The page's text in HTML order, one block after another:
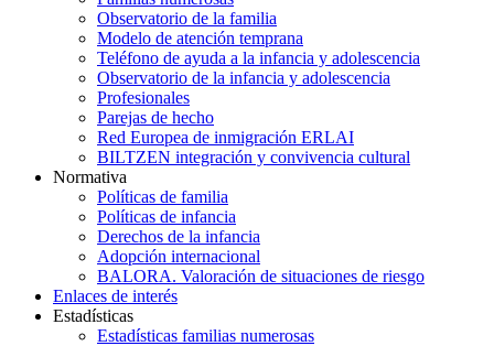
Observatorio de la familia
Modelo de atención temprana
Teléfono de ayuda a la infancia y adolescencia
Observatorio de la infancia y adolescencia
Profesionales
Parejas de hecho
Red Europea de inmigración ERLAI
BILTZEN integración y convivencia cultural
Normativa
Políticas de familia
Políticas de infancia
Derechos de la infancia
Adopción internacional
BALORA. Valoración de situaciones de riesgo
Enlaces de interés
Estadísticas
Estadísticas familias numerosas